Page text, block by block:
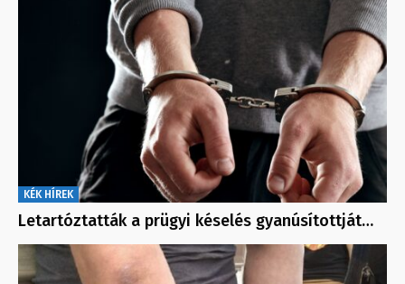
KÉK HÍREK
Letartóztatták a prügyi késelés gyanúsítottját…